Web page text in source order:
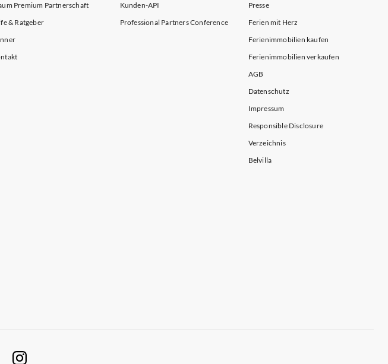
Premium Partnerschaft
& Ratgeber
Kunden-API
Professional Partners Conference
Presse
Ferien mit Herz
Ferienimmobilien kaufen
Ferienimmobilien verkaufen
AGB
Datenschutz
Impressum
Responsible Disclosure
Verzeichnis
Belvilla